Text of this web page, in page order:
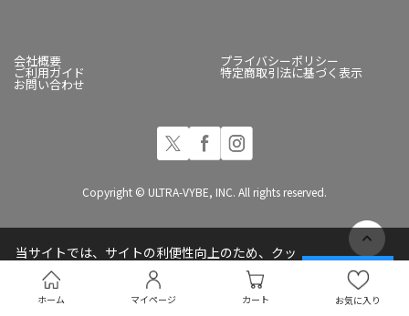
ホーム マイページ カート お気に入り
会社概要 プライバシーポリシー
ご利用ガイド 特定商取引法に基づく表示
お問い合わせ
Copyright © ULTRA-VYBE, INC. All rights reserved.
当サイトでは、サイトの利便性向上のため、クッ
キー(Cookie)を使用しています
プライバシーポリシー
承諾する